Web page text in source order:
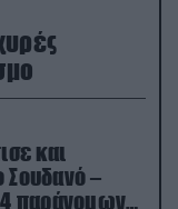
και
Σουδανό –
παράνομων